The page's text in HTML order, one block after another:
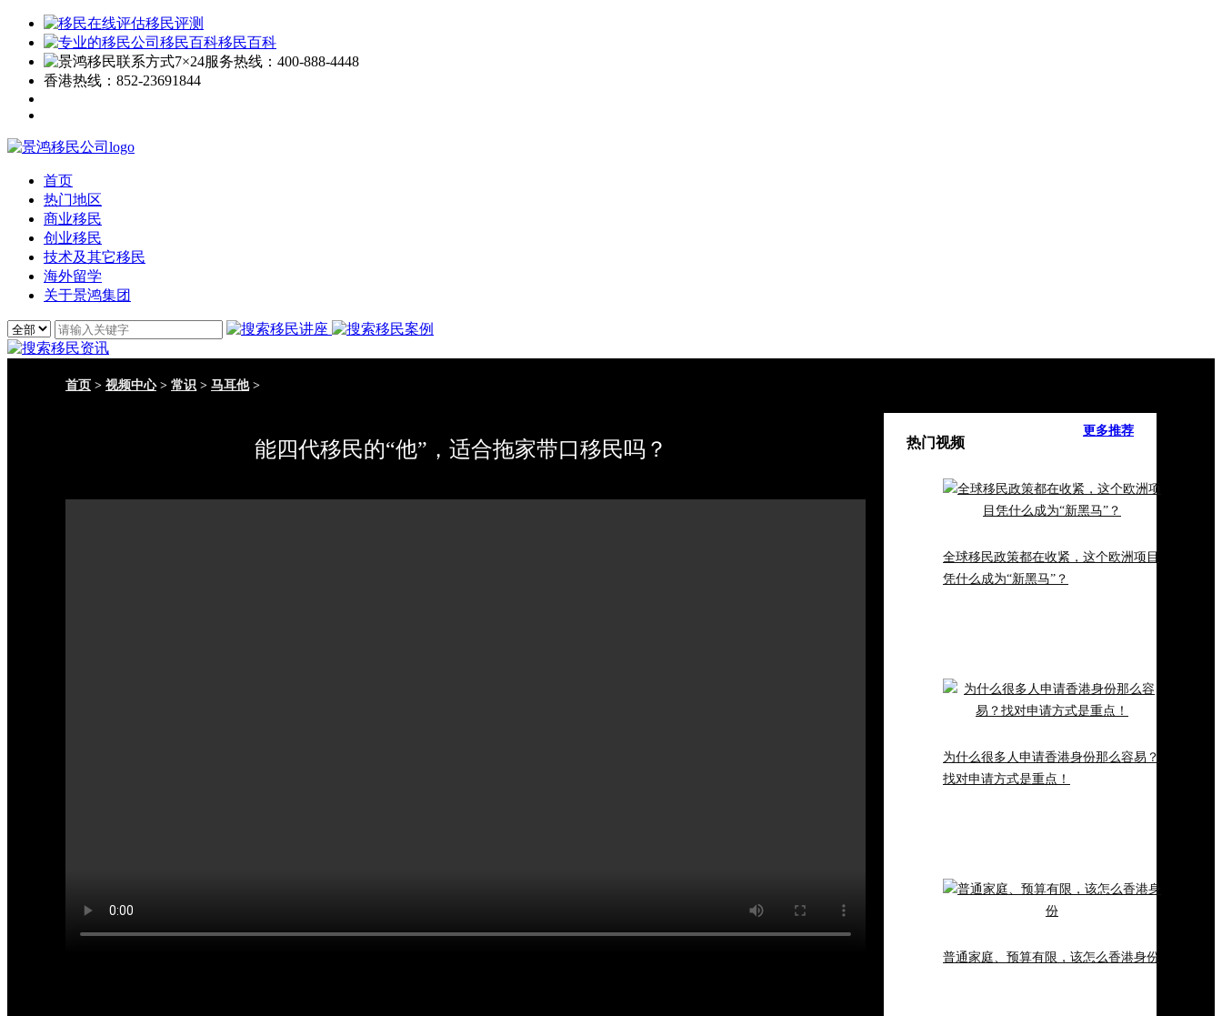
移民评测
移民百科
7×24服务热线： 400-888-4448
香港热线： 852-23691844
首页
热门地区
商业移民
创业移民
技术及其它移民
海外留学
关于景鸿集团
首页 > 视频中心> 常识 > 马耳他>
能四代移民的“他”，适合拖家带口移民吗？ 热门视频
更多推荐
全球移民政策都在收紧，这个欧洲项目
凭什么成为“新黑马”？
为什么很多人申请香港身份那么容易？
找对申请方式是重点！
普通家庭、预算有限，该怎么香港身份